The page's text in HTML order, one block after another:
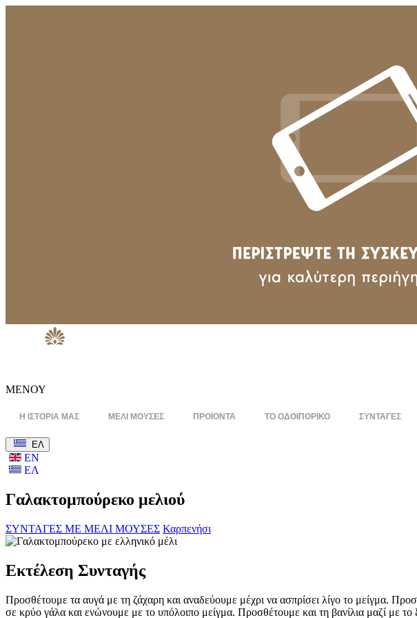
ΜΕΝΟΥ
Η ΙΣΤΟΡΙΑ ΜΑΣ ΜΕΛΙ ΜΟΥΣΕΣ ΠΡΟΪΟΝΤΑ ΤΟ ΟΔΟΙΠΟΡΙΚΟ ΣΥΝΤΑΓΕΣ
ΕΛ
ΕΝ
ΕΛ
Γαλακτομπούρεκο μελιού
ΣΥΝΤΑΓΕΣ ΜΕ ΜΕΛΙ ΜΟΥΣΕΣ Καρπενήσι
Εκτέλεση Συνταγής
Προσθέτουμε τα αυγά με τη ζάχαρη και αναδεύουμε μέχρι να ασπρίσει λίγο το μείγμα.
σε κρύο γάλα και ενώνουμε με το υπόλοιπο μείγμα. Προσθέτουμε και τη βανίλια μαζί με